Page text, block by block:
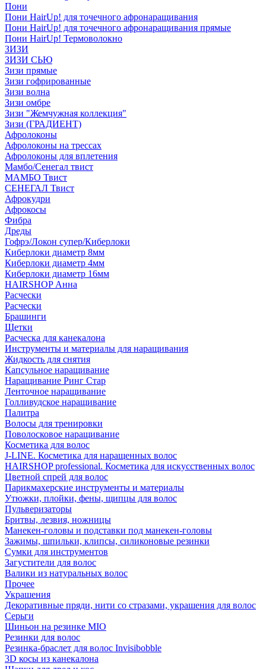
Пони
Пони HairUp! для точечного афронаращивания
Пони HairUp! для точечного афронаращивания прямые
Пони HairUp! Термоволокно
ЗИЗИ
ЗИЗИ СЬЮ
Зизи прямые
Зизи гофрированные
Зизи волна
Зизи омбре
Зизи "Жемчужная коллекция"
Зизи (ГРАДИЕНТ)
Афролоконы
Афролоконы на трессах
Афролоконы для вплетения
Мамбо/Сенегал твист
МАМБО Твист
СЕНЕГАЛ Твист
Афрокудри
Афрокосы
Фибра
Дреды
Гофрэ/Локон супер/Киберлоки
Киберлоки диаметр 8мм
Киберлоки диаметр 4мм
Киберлоки диаметр 16мм
HAIRSHOP Анна
Расчески
Расчески
Брашинги
Щетки
Расческа для канекалона
Инструменты и материалы для наращивания
Жидкость для снятия
Капсульное наращивание
Наращивание Ринг Стар
Ленточное наращивание
Голливудское наращивание
Палитра
Волосы для тренировки
Поволосковое наращивание
Косметика для волос
J-LINE. Косметика для наращенных волос
HAIRSHOP professional. Косметика для искусственных волос
Цветной спрей для волос
Парикмахерские инструменты и материалы
Утюжки, плойки, фены, щипцы для волос
Пульверизаторы
Бритвы, лезвия, ножницы
Манекен-головы и подставки под манекен-головы
Зажимы, шпильки, клипсы, силиконовые резинки
Сумки для инструментов
Загустители для волос
Валики из натуральных волос
Прочее
Украшения
Декоративные пряди, нити со стразами, украшения для волос
Серьги
Шиньон на резинке MIO
Резинки для волос
Резинка-браслет для волос Invisibobble
3D косы из канекалона